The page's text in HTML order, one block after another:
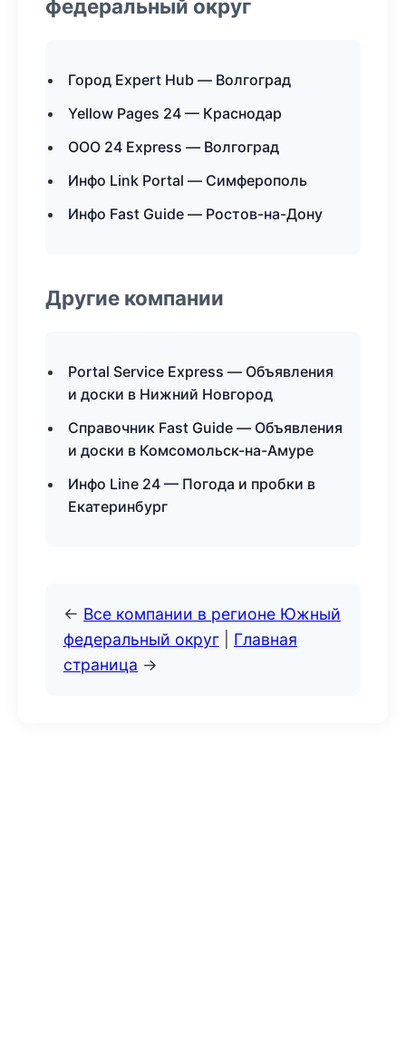
федеральный округ
Город Expert Hub — Волгоград
Yellow Pages 24 — Краснодар
ООО 24 Express — Волгоград
Инфо Link Portal — Симферополь
Инфо Fast Guide — Ростов-на-Дону
Другие компании
Portal Service Express — Объявления
и доски в Нижний Новгород
Справочник Fast Guide — Объявления
и доски в Комсомольск-на-Амуре
Инфо Line 24 — Погода и пробки в
Екатеринбург
← Все компании в регионе Южный
федеральный округ
Главная
страница →